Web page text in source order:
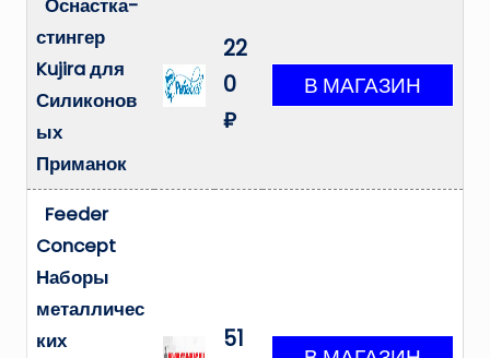
Оснастка-
стингер
Kujira для
Силиконов
ых
Приманок
22
0
₽
Feeder
Concept
Наборы
металличес
ких
51